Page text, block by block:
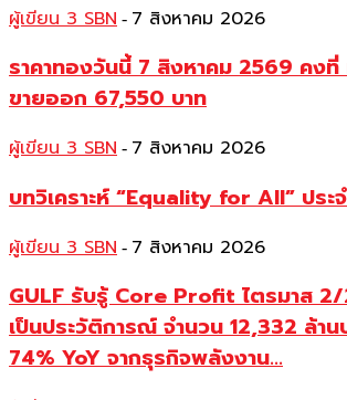
ผู้เขียน 3 SBN - 7 สิงหาคม 2026
ราคาทองวันนี้ 7 สิงหาคม 2569 คง
ขายออก 67,550 บาท
ผู้เขียน 3 SBN - 7 สิงหาคม 2026
บทวิเคราะห์ “Equality for All” ประ
ผู้เขียน 3 SBN - 7 สิงหาคม 2026
GULF รับรู้ Core Profit ไตรมาส
เป็นประวัติการณ์ จำนวน 12,332 ล้าน
74% YoY จากธุรกิจพลังงาน...